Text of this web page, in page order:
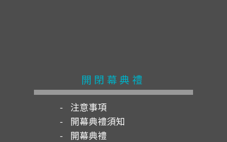
開閉幕典禮
注意事項
開幕典禮須知
開幕典禮